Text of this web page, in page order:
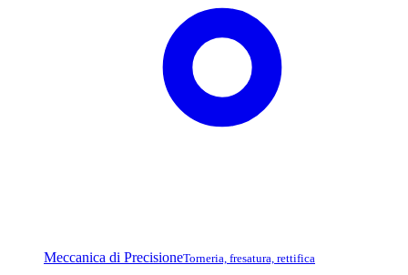
Meccanica di PrecisioneTorneria, fresatura, rettifica